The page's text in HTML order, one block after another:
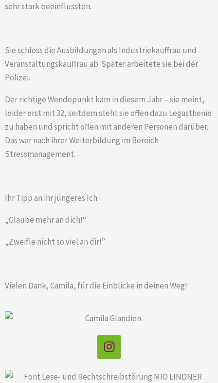
sehr stark beeinflussten.
Sie schloss die Ausbildungen als Industriekauffrau und
Veranstaltungskauffrau ab. Später arbeitete sie bei der
Polizei.
Der richtige Wendepunkt kam in diesem Jahr – sie meint,
leider erst mit 32, seitdem steht sie offen dazu Legasthenie
zu haben und spricht offen mit anderen Personen darüber.
Das war nach ihrer Weiterbildung im Bereich
Stressmanagement.
Ihr Tipp an ihr jüngeres Ich:
„Glaube mehr an dich!“
„Zweifle nicht so viel an dir!”
Vielen Dank, Camila, für die Einblicke in deinen Weg!
I
n
s
t